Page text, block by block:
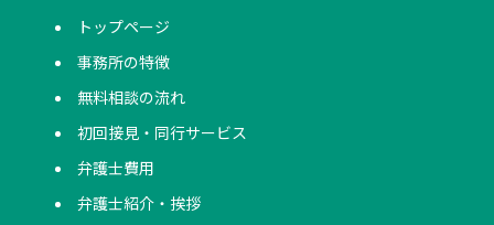
トップページ
事務所の特徴
無料相談の流れ
初回接見・同行サービス
弁護士費用
弁護士紹介・挨拶